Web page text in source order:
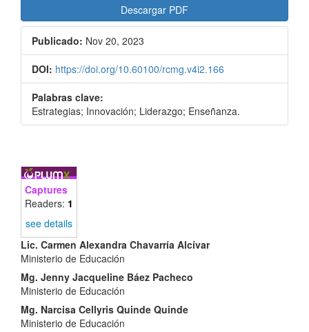
Descargar PDF
Publicado: Nov 20, 2023
DOI: https://doi.org/10.60100/rcmg.v4i2.166
Palabras clave:
Estrategias; Innovación; Liderazgo; Enseñanza.
Captures
Readers: 1
see details
Contenido
principal
del
artículo
Lic. Carmen Alexandra Chavarría Alcívar
Ministerio de Educación
Mg. Jenny Jacqueline Báez Pacheco
Ministerio de Educación
Mg. Narcisa Cellyris Quinde Quinde
Ministerio de Educación